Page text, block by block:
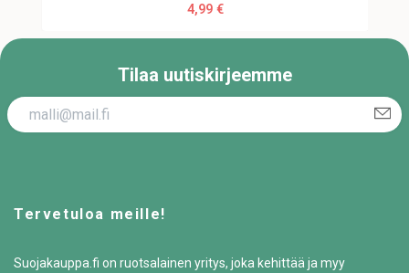
4,99 €
Tilaa uutiskirjeemme
Tervetuloa meille!
Suojakauppa.fi on ruotsalainen yritys, joka kehittää ja myy